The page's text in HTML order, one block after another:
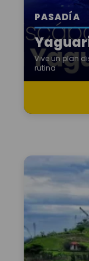
PASADÍA
Vive un plan
rutina